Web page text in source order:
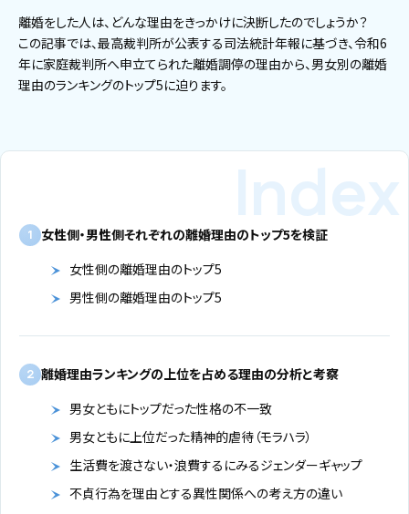
離婚をした人は、どんな理由をきっかけに決断したのでしょうか？
この記事では、最高裁判所が公表する司法統計年報に基づき、令和6
年に家庭裁判所へ申立てられた離婚調停の理由から、男女別の離婚
理由のランキングのトップ5に迫ります。
1 女性側・男性側それぞれの離婚理由のトップ5を検証
女性側の離婚理由のトップ5
男性側の離婚理由のトップ5
2 離婚理由ランキングの上位を占める理由の分析と考察
男女ともにトップだった性格の不一致
男女ともに上位だった精神的虐待（モラハラ）
生活費を渡さない・浪費するにみるジェンダーギャップ
不貞行為を理由とする異性関係への考え方の違い